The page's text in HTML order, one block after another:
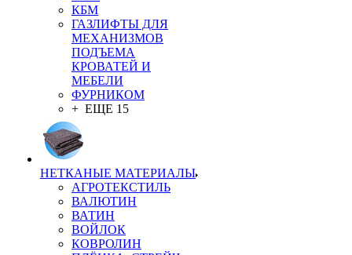
КБМ
ГАЗЛИФТЫ ДЛЯ
МЕХАНИЗМОВ
ПОДЪЕМА
КРОВАТЕЙ И
МЕБЕЛИ
ФУРНИКОМ
+ ЕЩЕ 15
НЕТКАНЫЕ МАТЕРИАЛЫ
АГРОТЕКСТИЛЬ
ВАЛЮТИН
ВАТИН
ВОЙЛОК
КОВРОЛИН